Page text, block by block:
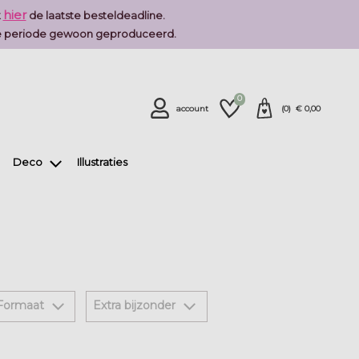
hierde laatste besteldeadline.
periode gewoon geproduceerd.
account
0
(0) € 0,00
Deco Illustraties
Extra bijzonder